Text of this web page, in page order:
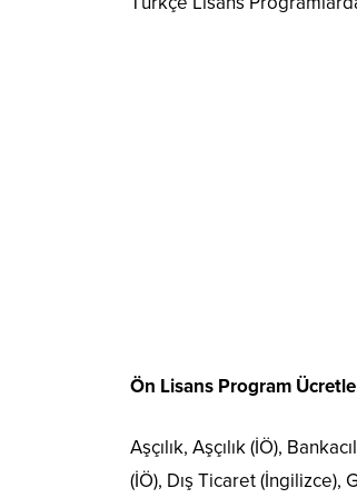
Ön Lisans Program
Aşçılık, Aşçılık (İÖ),
(İÖ), Dış Ticaret (İngilizce),